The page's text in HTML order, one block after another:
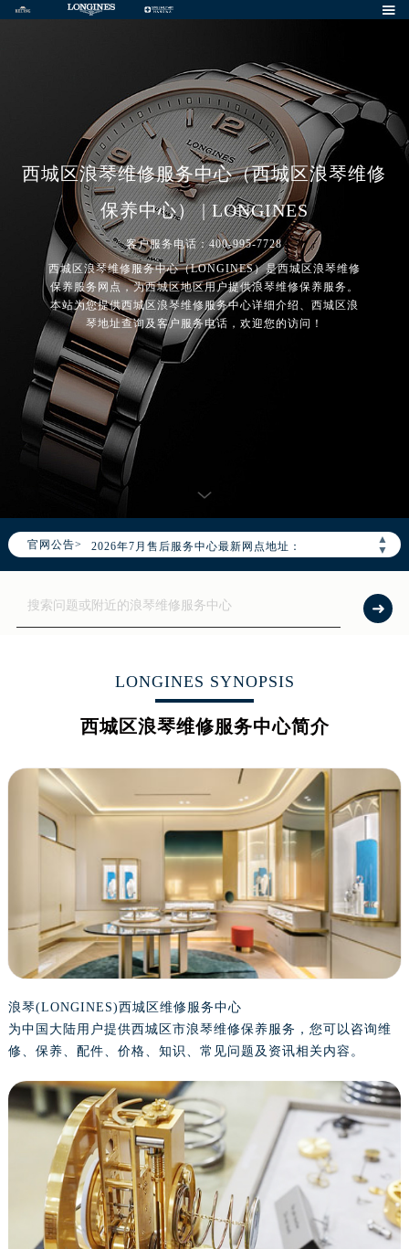

西城区浪琴维修服务中心（西城区浪琴维修
保养中心） | LONGINES
客户服务电话：400-995-7728
西城区浪琴维修服务中心（LONGINES）是西城区浪琴维修
保养服务网点，为西城区地区用户提供浪琴维修保养服务。
本站为您提供西城区浪琴维修服务中心详细介绍、西城区浪
琴地址查询及客户服务电话，欢迎您的访问！
官网公告>
▲
▼
2026年7月北京市售后服务网络优化升级公告
2026年7月北京市官方售后客户服务热线：
2026年7月售后服务中心最新网点地址：
北京市东城区东长安街1号东方广场写字楼W3座6层602室（需提前预约）
北京市朝阳区建国门外大街甲6号华熙国际中心写字楼D座11层1102室（需提前预约）
北京市朝阳区建国门外大街甲6号华熙国际中心D座11层1102室售后服务中心（需提前预约）
LONGINES SYNOPSIS
西城区浪琴维修服务中心简介
浪琴(LONGINES)西城区维修服务中心
为中国大陆用户提供西城区市浪琴维修保养服务，您可以咨询维
修、保养、配件、价格、知识、常见问题及资讯相关内容。